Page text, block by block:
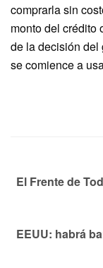
comprarla sin
monto del crédito
de la decisión del
se comience a
El Frente de
EEUU: habrá